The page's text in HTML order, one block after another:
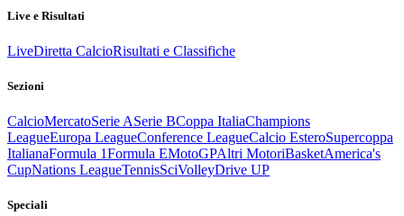
Live e Risultati
LiveDiretta CalcioRisultati e Classifiche
Sezioni
CalcioMercatoSerie ASerie BCoppa ItaliaChampions
LeagueEuropa LeagueConference LeagueCalcio EsteroSupercoppa
ItalianaFormula 1Formula EMotoGPAltri MotoriBasketAmerica's
CupNations LeagueTennisSciVolleyDrive UP
Speciali